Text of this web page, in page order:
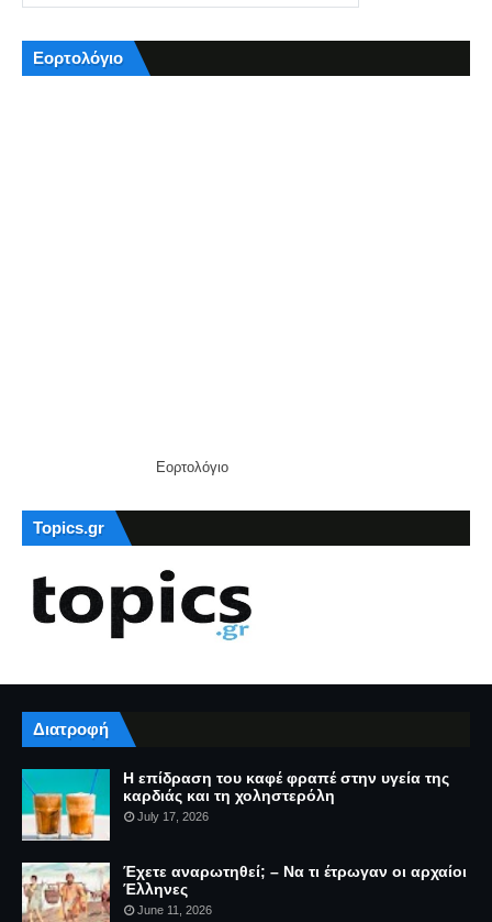
Εορτολόγιο
Εορτολόγιο
Topics.gr
Διατροφή
Η επίδραση του καφέ φραπέ στην υγεία της
καρδιάς και τη χοληστερόλη
July 17, 2026
Έχετε αναρωτηθεί; – Να τι έτρωγαν οι αρχαίοι
Έλληνες
June 11, 2026